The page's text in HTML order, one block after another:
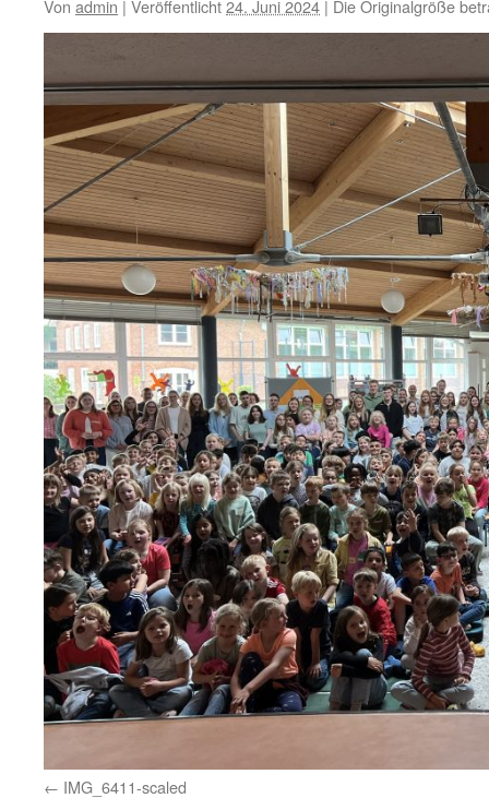
Von admin | Veröffentlicht24. Juni 2024 | Die Originalgröße
IMG_6411-scaled